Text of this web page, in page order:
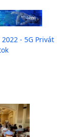
- 5G Privát